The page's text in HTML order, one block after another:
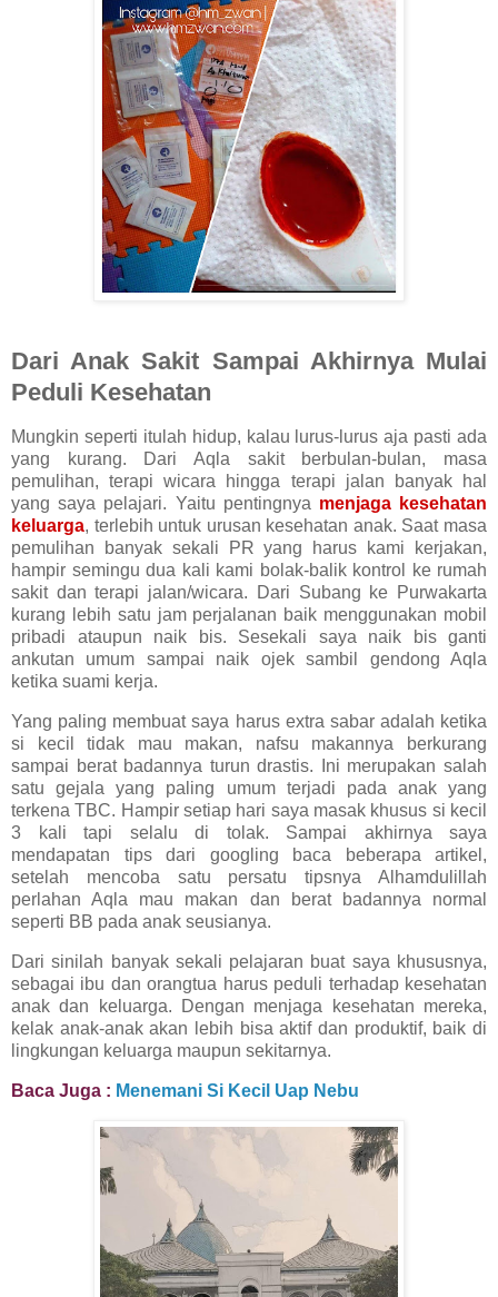
Dari Anak Sakit Sampai Akhirnya Mulai
Peduli Kesehatan
Mungkin seperti itulah hidup, kalau lurus-lurus aja pasti ada
yang kurang. Dari Aqla sakit berbulan-bulan, masa
pemulihan, terapi wicara hingga terapi jalan banyak hal
yang saya pelajari. Yaitu pentingnya menjaga kesehatan
keluarga, terlebih untuk urusan kesehatan anak. Saat masa
pemulihan banyak sekali PR yang harus kami kerjakan,
hampir semingu dua kali kami bolak-balik kontrol ke rumah
sakit dan terapi jalan/wicara. Dari Subang ke Purwakarta
kurang lebih satu jam perjalanan baik menggunakan mobil
pribadi ataupun naik bis. Sesekali saya naik bis ganti
ankutan umum sampai naik ojek sambil gendong Aqla
ketika suami kerja.
Yang paling membuat saya harus extra sabar adalah ketika
si kecil tidak mau makan, nafsu makannya berkurang
sampai berat badannya turun drastis. Ini merupakan salah
satu gejala yang paling umum terjadi pada anak yang
terkena TBC. Hampir setiap hari saya masak khusus si kecil
3 kali tapi selalu di tolak. Sampai akhirnya saya
mendapatan tips dari googling baca beberapa artikel,
setelah mencoba satu persatu tipsnya Alhamdulillah
perlahan Aqla mau makan dan berat badannya normal
seperti BB pada anak seusianya.
Dari sinilah banyak sekali pelajaran buat saya khususnya,
sebagai ibu dan orangtua harus peduli terhadap kesehatan
anak dan keluarga. Dengan menjaga kesehatan mereka,
kelak anak-anak akan lebih bisa aktif dan produktif, baik di
lingkungan keluarga maupun sekitarnya.
Baca Juga : Menemani Si Kecil Uap Nebu